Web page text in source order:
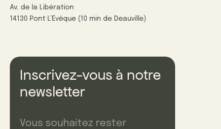
Av. de la Libération
14130 Pont L’Évêque (10 min de Deauville)
Inscrivez-vous à notre
newsletter
Vous souhaitez rester